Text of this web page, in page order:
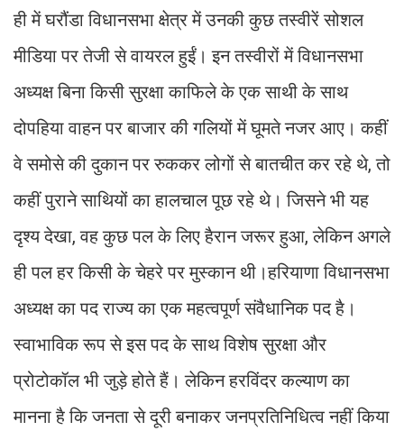
ही में घरौंडा विधानसभा क्षेत्र में उनकी कुछ तस्वीरें सोशल
मीडिया पर तेजी से वायरल हुईं। इन तस्वीरों में विधानसभा
अध्यक्ष बिना किसी सुरक्षा काफिले के एक साथी के साथ
दोपहिया वाहन पर बाजार की गलियों में घूमते नजर आए। कहीं
वे समोसे की दुकान पर रुककर लोगों से बातचीत कर रहे थे, तो
कहीं पुराने साथियों का हालचाल पूछ रहे थे। जिसने भी यह
दृश्य देखा, वह कुछ पल के लिए हैरान जरूर हुआ, लेकिन अगले
ही पल हर किसी के चेहरे पर मुस्कान थी।हरियाणा विधानसभा
अध्यक्ष का पद राज्य का एक महत्वपूर्ण संवैधानिक पद है।
स्वाभाविक रूप से इस पद के साथ विशेष सुरक्षा और
प्रोटोकॉल भी जुड़े होते हैं। लेकिन हरविंदर कल्याण का
मानना है कि जनता से दूरी बनाकर जनप्रतिनिधित्व नहीं किया